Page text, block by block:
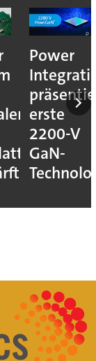
Power
erste
2200-V
GaN-